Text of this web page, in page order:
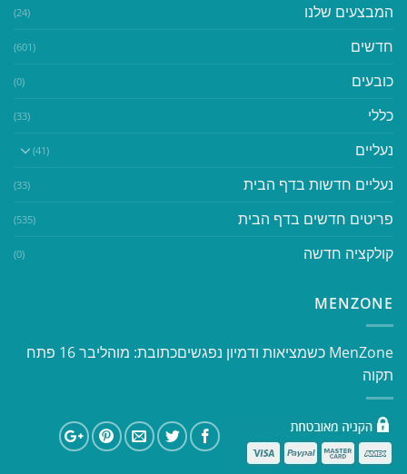
המבצעים שלנו (24)
חדשים (601)
כובעים (0)
כללי (33)
נעליים (41)
נעליים חדשות בדף הבית (33)
פריטים חדשים בדף הבית (535)
קולקציה חדשה (0)
MENZONE
​​MenZone כשמציאות ודמיון נפגשים​ כתובת: מוהליבר 16 פתח
תקוה